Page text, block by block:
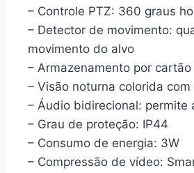
– Controle PTZ: 360 graus
– Detector de movimento:
movimento do alvo
– Armazenamento por
– Visão noturna colorida
– Áudio bidirecional: permite
– Grau de proteção: IP44
– Consumo de energia: 3W
– Compressão de vídeo: